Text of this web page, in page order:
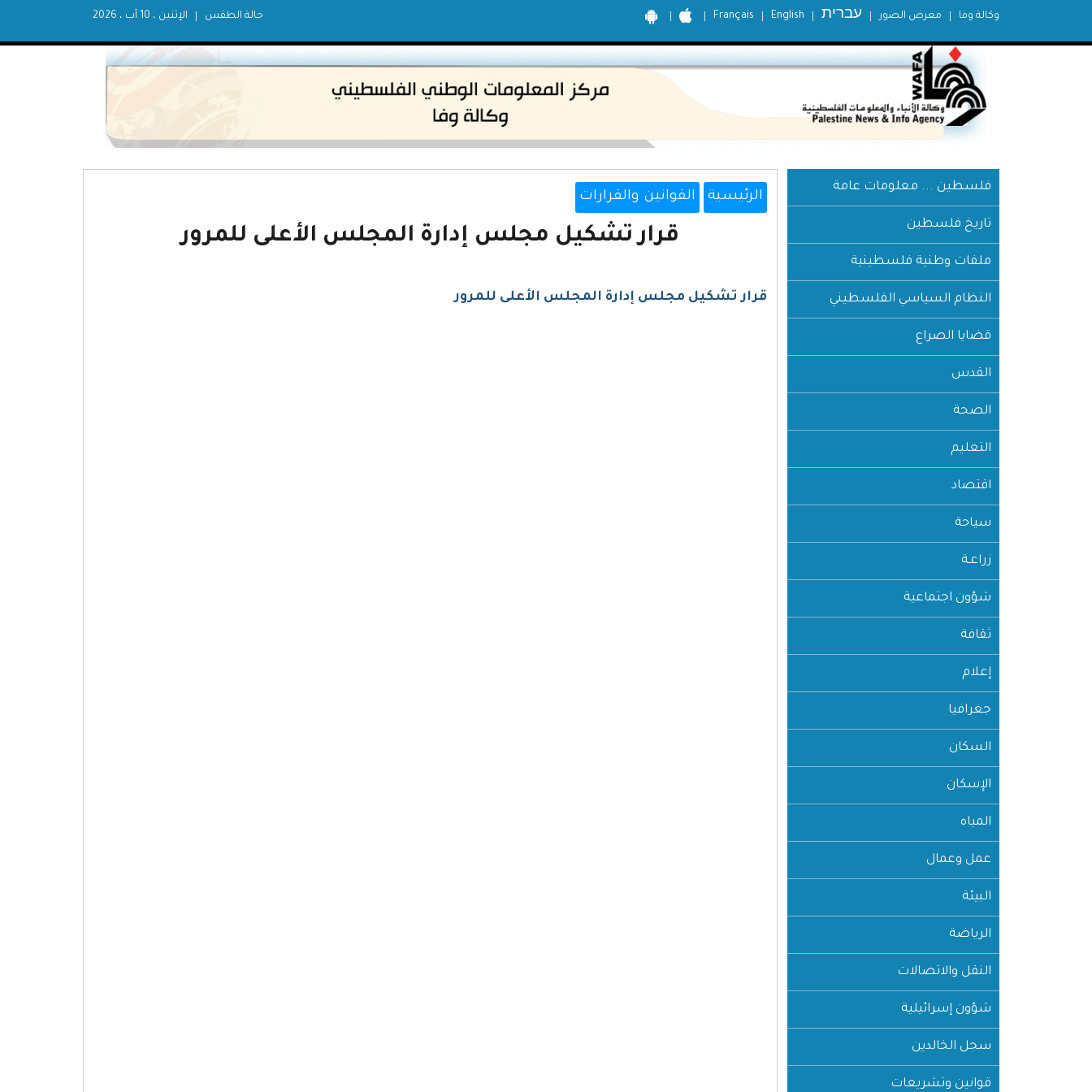
Français English עברית معرض الصور وكالة وفا الإثنين ، 10 آب ، 2026 حالة الطقس
فلسطين ... معلومات عامة
تاريخ فلسطين
ملفات وطنية فلسطينية
النظام السياسي الفلسطيني
قضايا الصراع
القدس
الصحة
التعليم
اقتصاد
سياحة
زراعـة
شؤون اجتماعية
ثقافة
إعلام
جغرافيا
السكان
الإسكان
المياه
عمل وعمال
البيئة
الرياضة
النقل والاتصالات
شؤون إسرائيلية
سجل الخالدين
قوانين وتشريعات
الرئيسية القوانين والقرارات
قرار تشكيل مجلس إدارة المجلس الأعلى للمرور
قرار تشكيل مجلس إدارة المجلس الأعلى للمرور